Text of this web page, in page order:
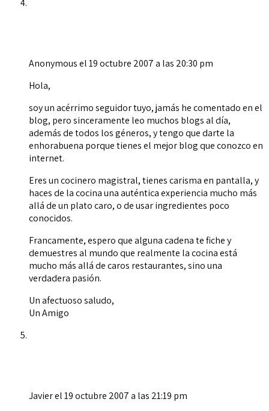
Anonymousel 19 octubre 2007 a las 20:30 pm
Hola,
soy un acérrimo seguidor tuyo, jamás he comentado en el
blog, pero sinceramente leo muchos blogs al día,
además de todos los géneros, y tengo que darte la
enhorabuena porque tienes el mejor blog que conozco en
internet.
Eres un cocinero magistral, tienes carisma en pantalla, y
haces de la cocina una auténtica experiencia mucho más
allá de un plato caro, o de usar ingredientes poco
conocidos.
Francamente, espero que alguna cadena te fiche y
demuestres al mundo que realmente la cocina está
mucho más allá de caros restaurantes, sino una
verdadera pasión.
Un afectuoso saludo,
Un Amigo
Javierel 19 octubre 2007 a las 21:19 pm